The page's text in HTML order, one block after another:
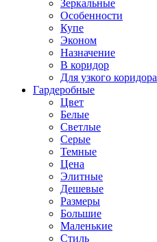
Зеркальные
Особенности
Купе
Эконом
Назначение
В коридор
Для узкого коридора
Гардеробные
Цвет
Белые
Светлые
Серые
Темные
Цена
Элитные
Дешевые
Размеры
Большие
Маленькие
Стиль